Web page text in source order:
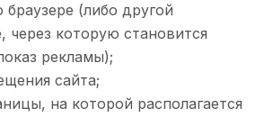
браузере (либо другой
через которую становится
рекламы);
сайта;
на которой располагается